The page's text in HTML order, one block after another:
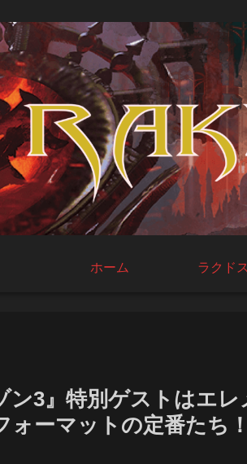
ホーム ラクド
ン3』特別ゲストはエ
ォーマットの定番たち